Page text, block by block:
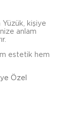
Yüzük, kişiye
anlam
estetik hem
Özel